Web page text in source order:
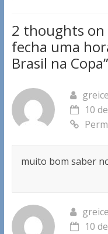
2 thoughts on
fecha uma
Brasil na Copa”
10
muito bom saber
10